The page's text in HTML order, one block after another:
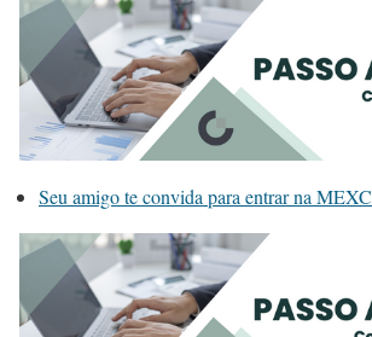
Seu amigo te convida para entrar na MEXC